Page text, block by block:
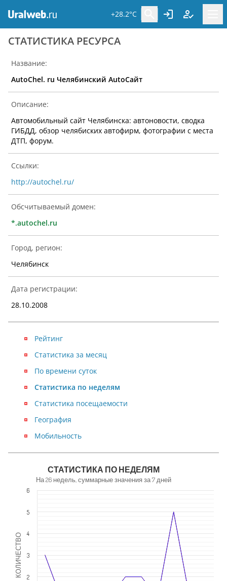
+28.2°C
CТАТИСТИКА РЕСУРСА
Название:
AutoChel. ru Челябинский AutoСайт
Описание:
Автомобильный сайт Челябинска: автоновости, сводка
ГИБДД, обзор челябиских автофирм, фотографии с места
ДТП, форум.
Ссылки:
http://autochel.ru/
Обсчитываемый домен:
*.autochel.ru
Город, регион:
Челябинск
Дата регистрации:
28.10.2008
Рейтинг
Статистика посещаемости
Статистика за месяц
География
По времени суток
Мобильность
Статистика по неделям
КОЛИЧЕСТВО
СТАТИСТИКА ПО НЕДЕЛЯМ
На 26 недель, суммарные значения за 7 дней
2
3
4
5
6